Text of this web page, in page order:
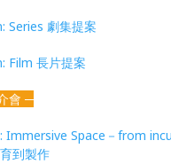
Series 劇集提案
Film 長片提案
會 ─
Immersive Space－from
到製作